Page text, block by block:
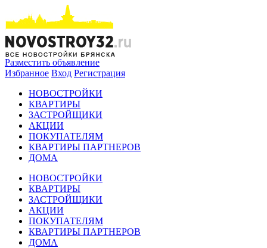
Разместить объявление
Избранное Вход Регистрация
НОВОСТРОЙКИ
КВАРТИРЫ
ЗАСТРОЙЩИКИ
АКЦИИ
ПОКУПАТЕЛЯМ
КВАРТИРЫ ПАРТНЕРОВ
ДОМА
НОВОСТРОЙКИ
КВАРТИРЫ
ЗАСТРОЙЩИКИ
АКЦИИ
ПОКУПАТЕЛЯМ
КВАРТИРЫ ПАРТНЕРОВ
ДОМА